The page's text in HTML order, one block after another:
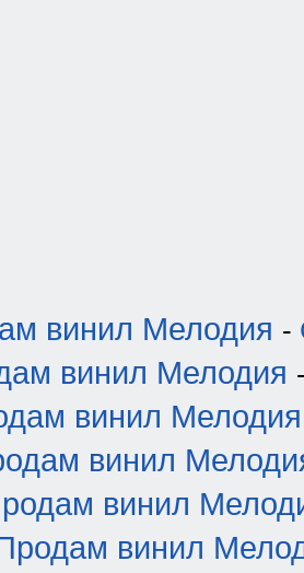
винил Мелодия -
винил Мелодия
винил Мелодия
винил
винил
винил